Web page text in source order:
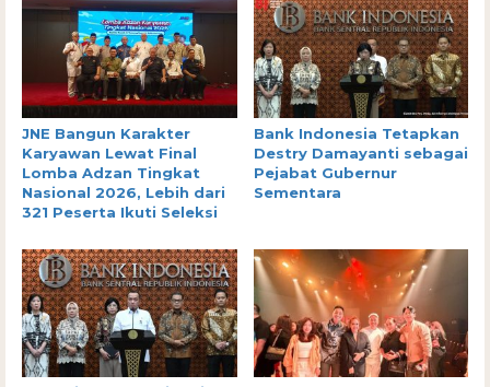
JNE Bangun Karakter
Karyawan Lewat Final
Lomba Adzan Tingkat
Nasional 2026, Lebih dari
321 Peserta Ikuti Seleksi
Bank Indonesia Tetapkan
Destry Damayanti sebagai
Pejabat Gubernur
Sementara